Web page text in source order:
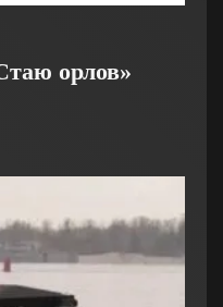
орлов»